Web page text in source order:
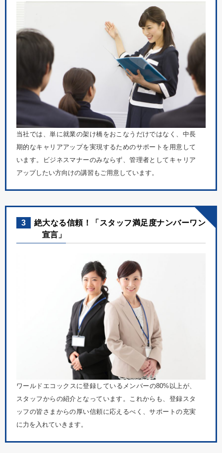
当社では、単に就業の架け橋をおこなうだけではなく、中長
期的なキャリアアップを実現するためのサポートを用意して
います。ビジネスマナーのみならず、管理者としてキャリア
アップしたい方向けの講習もご用意しています。
3
絶大なる信頼！「スタッフ満足度ナンバーワン
宣言」
ワールドエコックスに登録しているメンバーの80%以上が、
スタッフからの紹介となっています。これからも、登録スタ
ッフの皆さまからの厚い信頼に応えるべく、サポートの充実
に力を入れていきます。